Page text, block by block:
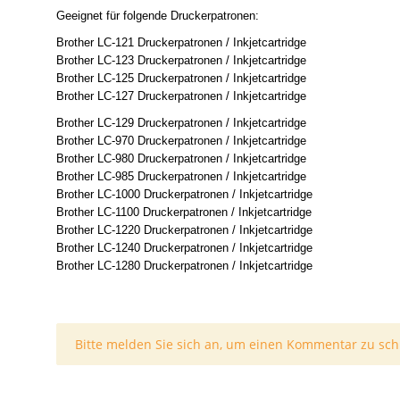
Geeignet für folgende Druckerpatronen:
Brother LC-121 Druckerpatronen / Inkjetcartridge
Brother LC-123 Druckerpatronen / Inkjetcartridge
Brother LC-125 Druckerpatronen / Inkjetcartridge
Brother LC-127 Druckerpatronen / Inkjetcartridge
Brother LC-129 Druckerpatronen / Inkjetcartridge
Brother LC-970 Druckerpatronen / Inkjetcartridge
Brother LC-980 Druckerpatronen / Inkjetcartridge
Brother LC-985 Druckerpatronen / Inkjetcartridge
Brother LC-1000 Druckerpatronen / Inkjetcartridge
Brother LC-1100 Druckerpatronen / Inkjetcartridge
Brother LC-1220 Druckerpatronen / Inkjetcartridge
Brother LC-1240 Druckerpatronen / Inkjetcartridge
Brother LC-1280 Druckerpatronen / Inkjetcartridge
x
Bitte melden Sie sich an, um einen Kommentar zu